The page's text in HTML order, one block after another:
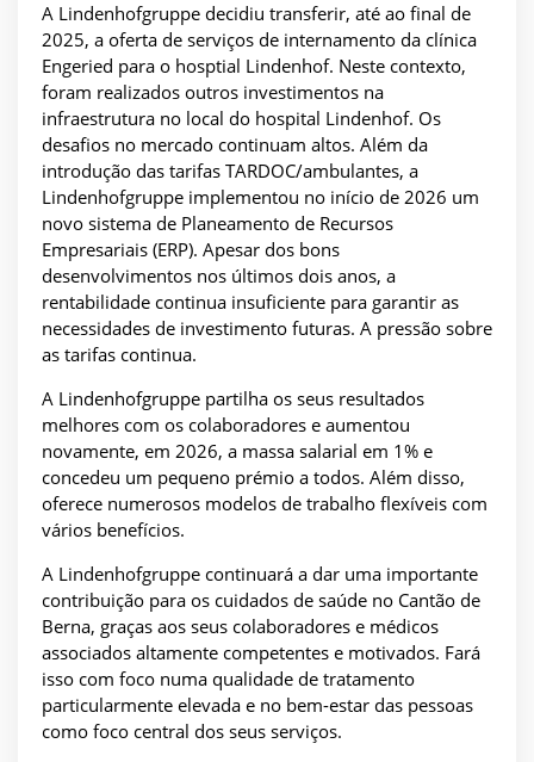
A Lindenhofgruppe decidiu transferir, até ao final de
2025, a oferta de serviços de internamento da clínica
Engeried para o hosptial Lindenhof. Neste contexto,
foram realizados outros investimentos na
infraestrutura no local do hospital Lindenhof. Os
desafios no mercado continuam altos. Além da
introdução das tarifas TARDOC/ambulantes, a
Lindenhofgruppe implementou no início de 2026 um
novo sistema de Planeamento de Recursos
Empresariais (ERP). Apesar dos bons
desenvolvimentos nos últimos dois anos, a
rentabilidade continua insuficiente para garantir as
necessidades de investimento futuras. A pressão sobre
as tarifas continua.
A Lindenhofgruppe partilha os seus resultados
melhores com os colaboradores e aumentou
novamente, em 2026, a massa salarial em 1% e
concedeu um pequeno prémio a todos. Além disso,
oferece numerosos modelos de trabalho flexíveis com
vários benefícios.
A Lindenhofgruppe continuará a dar uma importante
contribuição para os cuidados de saúde no Cantão de
Berna, graças aos seus colaboradores e médicos
associados altamente competentes e motivados. Fará
isso com foco numa qualidade de tratamento
particularmente elevada e no bem-estar das pessoas
como foco central dos seus serviços.